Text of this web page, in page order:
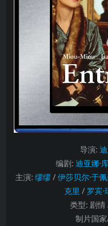
导演:
编剧: 迪亚娜·
主演: 缪缪 /伊莎贝尔·于
克里 / 罗宾
类型: 剧
制片国